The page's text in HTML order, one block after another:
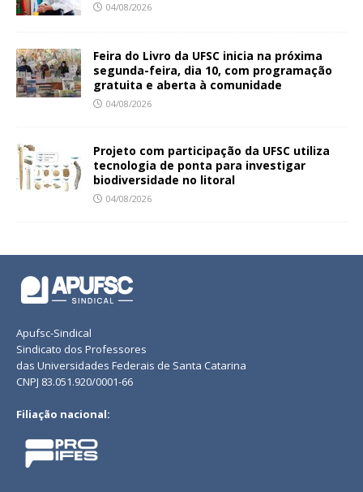
04/08/2026
Feira do Livro da UFSC inicia na próxima
segunda-feira, dia 10, com programação
gratuita e aberta à comunidade
04/08/2026
Projeto com participação da UFSC utiliza
tecnologia de ponta para investigar
biodiversidade no litoral
04/08/2026
Apufsc-Sindical
Sindicato dos Professores
das Universidades Federais de Santa Catarina
CNPJ 83.051.920/0001-66
Filiação nacional: